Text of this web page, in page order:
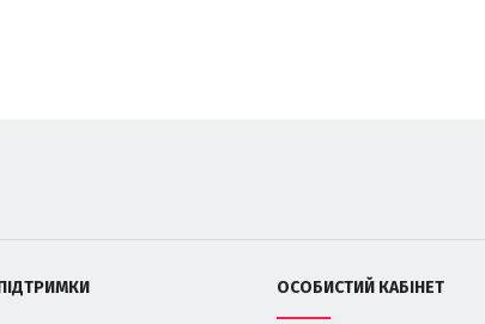
ОСОБИСТИЙ КАБІНЕТ